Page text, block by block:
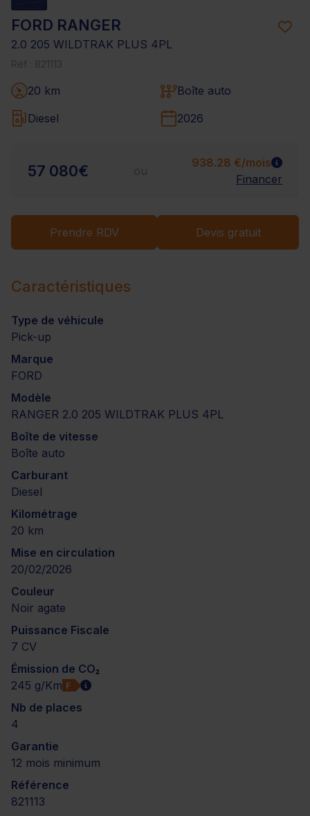
FORD RANGER
2.0 205 WILDTRAK PLUS 4PL
20 km
Boîte auto
Diesel
2026
57 080€
938.28 €/mois
Financer
Prendre RDV Devis gratuit
Caractéristiques
Type de véhicule
Pick-up
Marque
FORD
Modèle
RANGER 2.0 205 WILDTRAK PLUS 4PL
Boîte de vitesse
Boîte auto
Carburant
Diesel
Kilométrage
20 km
Mise en circulation
20/02/2026
Couleur
Noir agate
Puissance Fiscale
7 CV
Émission de CO₂
245 g/Km F
Nb de places
4
Garantie
12 mois minimum
Référence
821113